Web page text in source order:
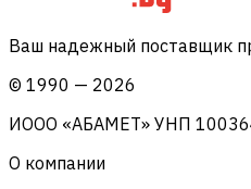
Ваш надежный поставщик
© 1990 — 2026
ИООО «АБАМЕТ» УНП
О компании